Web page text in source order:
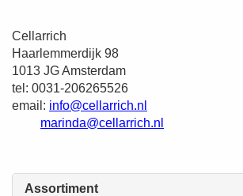
Assortiment
Cellarrich
Haarlemmerdijk 98
1013 JG Amsterdam
tel: 0031-206265526
email: info@cellarrich.nl
marinda@cellarrich.nl